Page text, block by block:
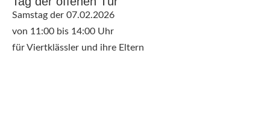
Samstag der 07.02.2026
von 11:00 bis 14:00 Uhr
für Viertklässler und ihre Eltern